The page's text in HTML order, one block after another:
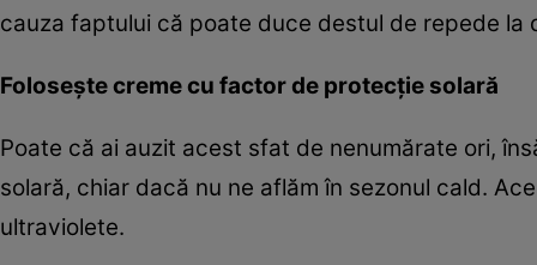
cauza faptului că poate duce destul de repede la
Foloseşte creme cu factor de protecţie solară
Poate că ai auzit acest sfat de nenumărate ori,
solară, chiar dacă nu ne aflăm în sezonul cald.
ultraviolete.